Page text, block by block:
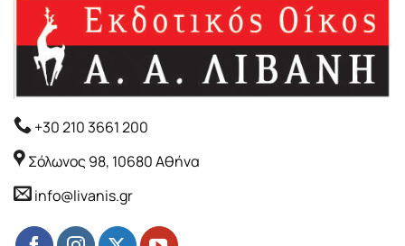
+30 210 3661 200
Σόλωνος 98, 10680 Αθήνα
info@livanis.gr